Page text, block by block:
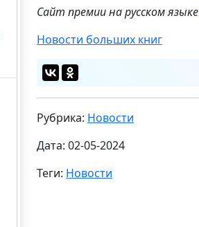
Сайт премии на русском языке
Новости больших книг
Рубрика: Новости
Дата: 02-05-2024
Теги: Новости